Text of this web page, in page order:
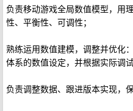
负责移动游戏全局数值模型，用
性、平衡性、可调性；
熟练运用数值建模，调整并优化
体系的数值设定，并根据实际调试
负责调整数据、跟进版本实现，